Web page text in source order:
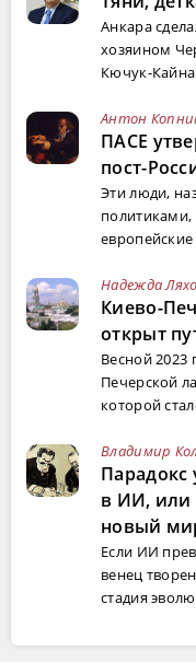
Анкара
хозяином
Кючук-
Антон
ПАСЕ
пост-
Эти люди,
политиками,
Надежда
Киево-
открыт
Весной 2023
Печерской
которой
Владимир
в ИИ, или
новый
Если ИИ
венец
стадия